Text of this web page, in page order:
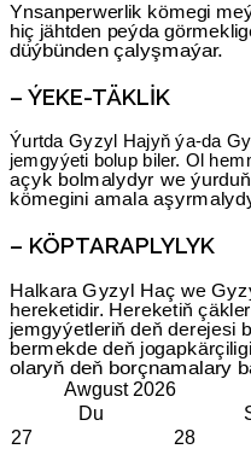
Ynsanperwerlik kömegi
hiç jähtden peýda
düýbünden çalyşmaýar.
– ÝEKE-TÄKLIK
Ýurtda Gyzyl Hajyň ýa-da
jemgyýeti bolup biler. Ol
açyk bolmalydyr we
kömegini amala
– KÖPTARAPLYLYK
Halkara Gyzyl Haç we
hereketidir. Hereketiň
jemgyýetleriň deň derejesi
bermekde deň
olaryň deň borçnamalary
Awgust 2026
Du
27
28